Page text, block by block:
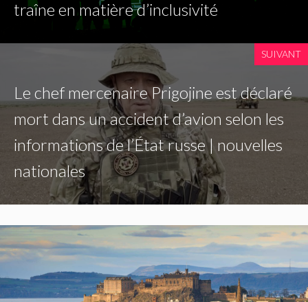
traîne en matière d’inclusivité
SUIVANT
Le chef mercenaire Prigojine est déclaré
mort dans un accident d’avion selon les
informations de l’État russe | nouvelles
nationales